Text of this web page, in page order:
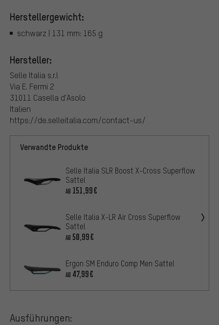
Herstellergewicht:
schwarz | 131 mm: 165 g
Hersteller:
Selle Italia s.r.l
Via E. Fermi 2
31011 Casella d'Asolo
Italien
https://de.selleitalia.com/contact-us/
Verwandte Produkte
Selle Italia SLR Boost X-Cross Superflow
Sattel
AB 151,99€
Selle Italia X-LR Air Cross Superflow
Sattel
AB 50,99€
Ergon SM Enduro Comp Men Sattel
AB 47,99€
Ausführungen: